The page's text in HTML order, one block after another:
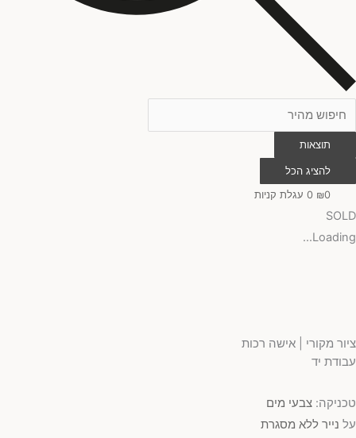
תוצאות
להציג הכל
₪0
0 עגלת קניות
SOLD
Loading...
ציור מקורי | אישה רכות
עבודת יד
טכניקה: צבעי מים
על נייר ללא מסגרת